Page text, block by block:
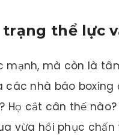
thể lực
mạnh, mà còn là
các nhà báo boxing
Họ cắt cân thế
vừa hồi phục